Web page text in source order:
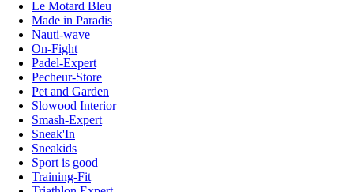
Le Motard Bleu
Made in Paradis
Nauti-wave
On-Fight
Padel-Expert
Pecheur-Store
Pet and Garden
Slowood Interior
Smash-Expert
Sneak'In
Sneakids
Sport is good
Training-Fit